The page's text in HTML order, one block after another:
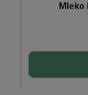
Mleko